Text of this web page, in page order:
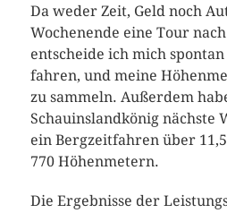
Da weder Zeit, Geld noch
Wochenende eine Tour
entscheide ich mich
fahren, und meine
zu sammeln. Außerdem
Schauinslandkönig nächste
ein Bergzeitfahren über
770 Höhenmetern.
Die Ergebnisse der